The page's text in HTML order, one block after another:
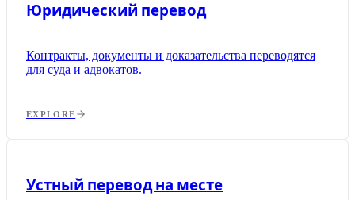
Юридический перевод
Контракты, документы и доказательства переводятся
для суда и адвокатов.
EXPLORE
Устный перевод на месте